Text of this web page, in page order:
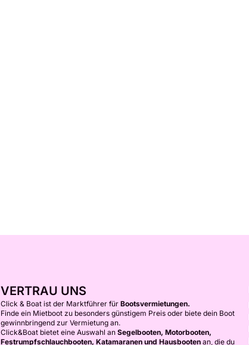
VERTRAU UNS
Click & Boat ist der Marktführer für Bootsvermietungen.
Finde ein Mietboot zu besonders günstigem Preis oder biete dein Boot
gewinnbringend zur Vermietung an.
Click&Boat bietet eine Auswahl an Segelbooten, Motorbooten,
Festrumpfschlauchbooten, Katamaranen und Hausbooten an, die du